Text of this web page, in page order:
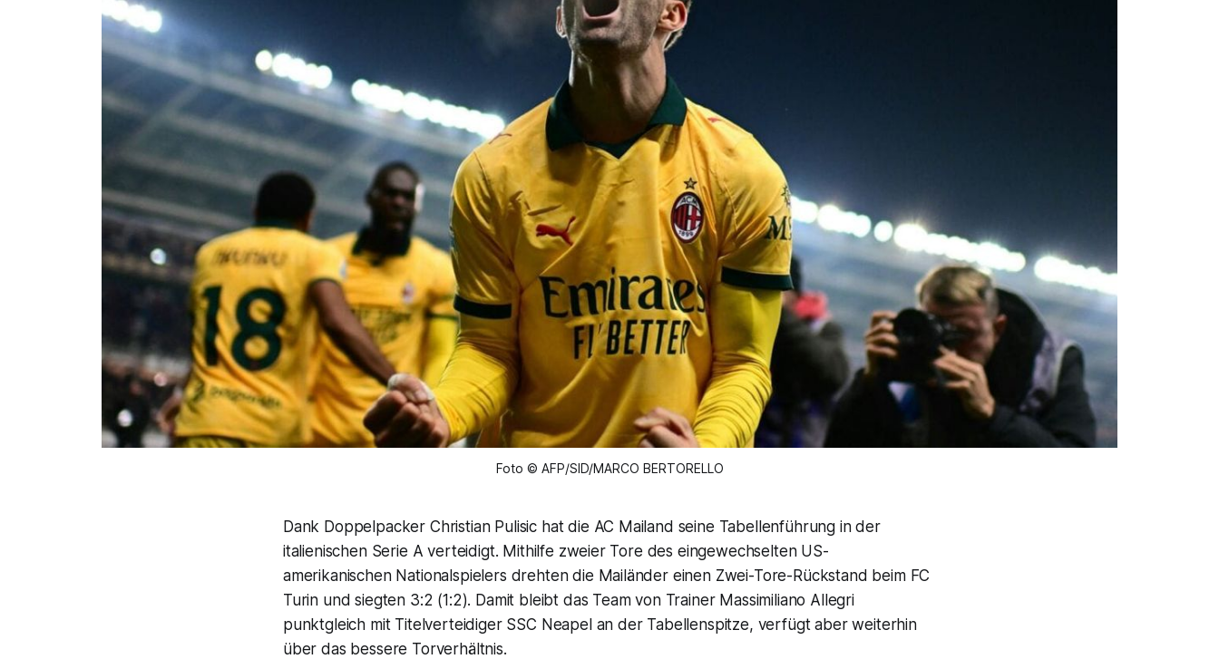
Foto © AFP/SID/MARCO BERTORELLO
Dank Doppelpacker Christian Pulisic hat die AC Mailand seine Tabellenführung in der
italienischen Serie A verteidigt. Mithilfe zweier Tore des eingewechselten US-
amerikanischen Nationalspielers drehten die Mailänder einen Zwei-Tore-Rückstand beim FC
Turin und siegten 3:2 (1:2). Damit bleibt das Team von Trainer Massimiliano Allegri
punktgleich mit Titelverteidiger SSC Neapel an der Tabellenspitze, verfügt aber weiterhin
über das bessere Torverhältnis.